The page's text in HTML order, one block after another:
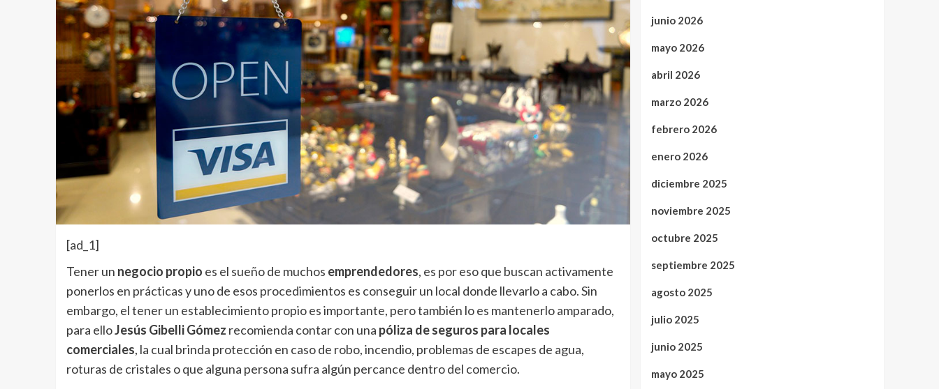
[ad_1]
Tener un negocio propio es el sueño de muchos emprendedores, es por eso que buscan activamente
ponerlos en prácticas y uno de esos procedimientos es conseguir un local donde llevarlo a cabo. Sin
embargo, el tener un establecimiento propio es importante, pero también lo es mantenerlo amparado,
para elloJesús Gibelli Gómez recomienda contar con una póliza deseguros para locales
comerciales, la cual brinda protección en caso de robo, incendio, problemas de escapes de agua,
roturas de cristales o que alguna persona sufra algún percance dentro del comercio.
junio 2026
mayo 2026
abril 2026
marzo 2026
febrero 2026
enero 2026
diciembre 2025
noviembre 2025
octubre 2025
septiembre 2025
agosto 2025
julio 2025
junio 2025
mayo 2025